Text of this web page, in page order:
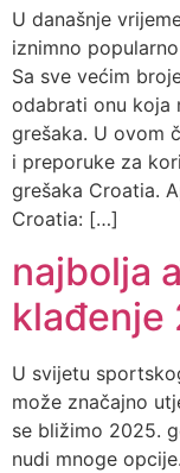
U današnje
iznimno
Sa sve većim
odabrati onu koja
grešaka. U ovom
i preporuke za
grešaka Croatia.
Croatia: […]
najbolja
klađenje
U svijetu
može značajno
se bližimo 2025.
nudi mnoge